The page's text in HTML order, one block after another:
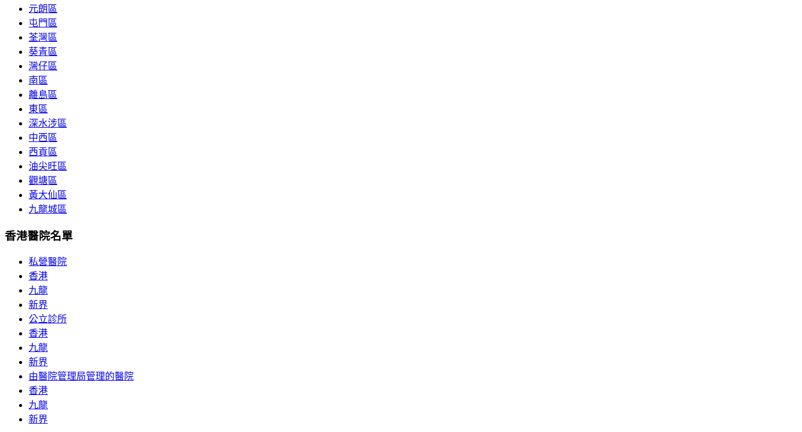
元朗區
屯門區
荃灣區
葵青區
灣仔區
南區
離島區
東區
深水涉區
中西區
西貢區
油尖旺區
觀塘區
黃大仙區
九龍城區
香港醫院名單
私營醫院
香港
九龍
新界
公立診所
香港
九龍
新界
由醫院管理局管理的醫院
香港
九龍
新界